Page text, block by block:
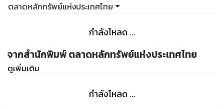
ตลาดหลักทรัพย์แห่งประเทศไทย
กำลังโหลด ...
จากสำนักพิมพ์ ตลาดหลักทรัพย์แห่งประเทศไทย
ดูเพิ่มเติม
กำลังโหลด ...